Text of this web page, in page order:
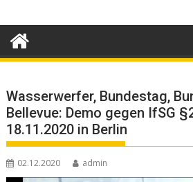
to
content
Wasserwerfer, Bundestag,
Bellevue: Demo gegen IfSG
18.11.2020 in Berlin
02.12.2020 admin